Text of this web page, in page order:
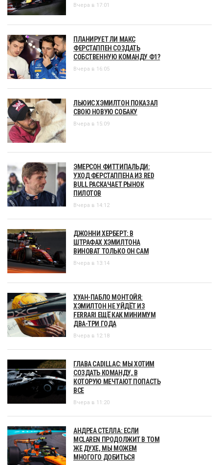
Вчера в 17:01
ПЛАНИРУЕТ ЛИ МАКС
ФЕРСТАППЕН СОЗДАТЬ
СОБСТВЕННУЮ КОМАНДУ Ф1?
Вчера в 16:05
ЛЬЮИС ХЭМИЛТОН ПОКАЗАЛ
СВОЮ НОВУЮ СОБАКУ
Вчера в 15:09
ЭМЕРСОН ФИТТИПАЛЬДИ:
УХОД ФЕРСТАППЕНА ИЗ RED
BULL РАСКАЧАЕТ РЫНОК
ПИЛОТОВ
Вчера в 14:12
ДЖОННИ ХЕРБЕРТ: В
ШТРАФАХ ХЭМИЛТОНА
ВИНОВАТ ТОЛЬКО ОН САМ
Вчера в 13:14
ХУАН-ПАБЛО МОНТОЙЯ:
ХЭМИЛТОН НЕ УЙДЁТ ИЗ
FERRARI ЕЩЁ КАК МИНИМУМ
ДВА-ТРИ ГОДА
Вчера в 12:18
ГЛАВА CADILLAC: МЫ ХОТИМ
СОЗДАТЬ КОМАНДУ, В
КОТОРУЮ МЕЧТАЮТ ПОПАСТЬ
ВСЕ
Вчера в 11:20
АНДРЕА СТЕЛЛА: ЕСЛИ
MCLAREN ПРОДОЛЖИТ В ТОМ
ЖЕ ДУХЕ, МЫ МОЖЕМ
МНОГОГО ДОБИТЬСЯ